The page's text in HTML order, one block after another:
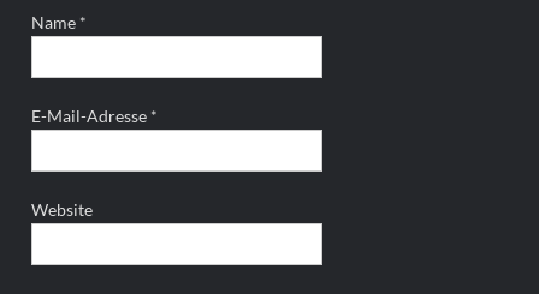
Name *
E-Mail-Adresse *
Website